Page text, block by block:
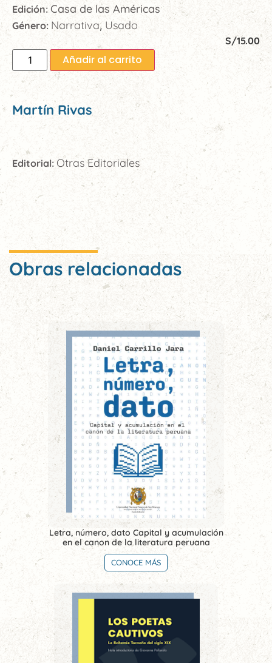
Edición:Casa de las Américas
Género: Narrativa, Usado
S/15.00
Añadir al carrito
Martín Rivas
Editorial: Otras Editoriales
Obras relacionadas
Letra, número, dato Capital y acumulación
en el canon de la literatura peruana
CONOCE MÁS